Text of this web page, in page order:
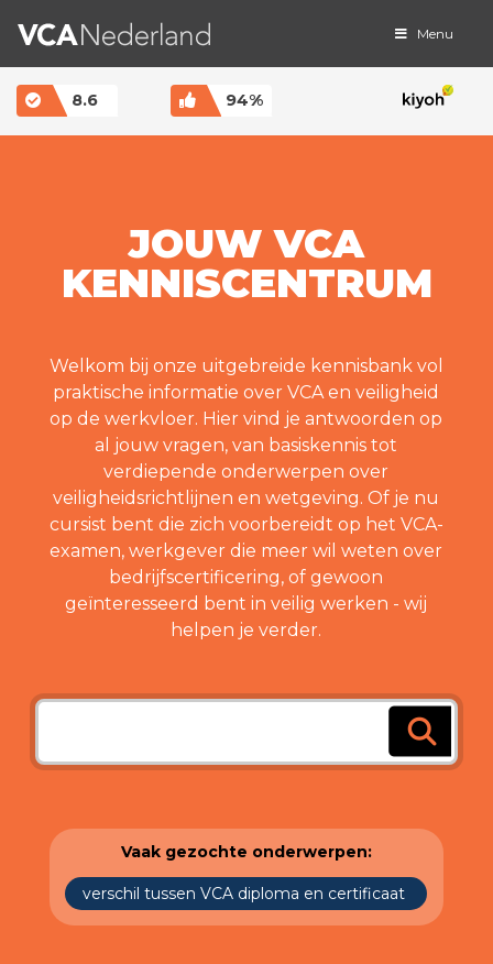
MAIN NAVIGATION Menu
8.6 94%
JOUW VCA
KENNISCENTRUM
Welkom bij onze uitgebreide kennisbank vol
praktische informatie over VCA en veiligheid
op de werkvloer. Hier vind je antwoorden op
al jouw vragen, van basiskennis tot
verdiepende onderwerpen over
veiligheidsrichtlijnen en wetgeving. Of je nu
cursist bent die zich voorbereidt op het VCA-
examen, werkgever die meer wil weten over
bedrijfscertificering, of gewoon
geïnteresseerd bent in veilig werken - wij
helpen je verder.
Vaak gezochte onderwerpen:
verschil tussen VCA diploma en certificaat